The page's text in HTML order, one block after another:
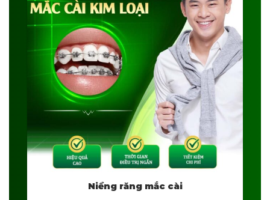
Niềng răng mắc cài